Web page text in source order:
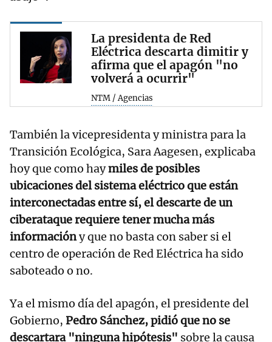
La presidenta de Red
Eléctrica descarta dimitir y
afirma que el apagón "no
volverá a ocurrir"
NTM / Agencias
También la vicepresidenta y ministra para la
Transición Ecológica, Sara Aagesen, explicaba
hoy que como haymiles de posibles
ubicaciones del sistema eléctrico que están
interconectadas entre sí, el descarte de un
ciberataque requiere tener mucha más
informacióny que no basta con saber si el
centro de operación de Red Eléctrica ha sido
saboteado o no.
Ya el mismo día del apagón, el presidente del
Gobierno, Pedro Sánchez, pidió que no se
descartara "ninguna hipótesis" sobre la causa